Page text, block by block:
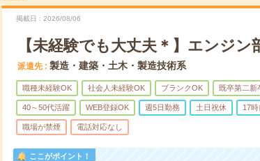
掲載日 2026/08/06
【未経験でも大丈夫＊】エンジ
派遣先 製造・建築・土木・製造技術系
職種未経験OK 社会人未経験OK ブランクOK 既卒第二新
40～50代活躍 WEB登録OK 週5日勤務 土日祝休 17
職場が禁煙 電話対応なし
ここがポイント！